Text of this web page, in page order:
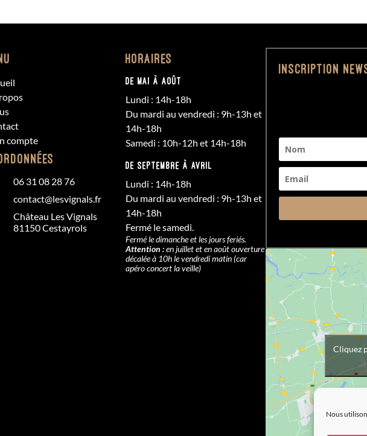
Nous
compte
06 31 08 28 76
contact@lesvignals.fr
Château Les Vignals
81150 Cestayrols
Horaires
De MAI à AOÛT
Lundi : 14h-18h
Du mardi au vendredi : 9h-13h et
14h-18h
Samedi : 10h-12h et 14h-18h
De SEPTEMBRE à AVRIL
Lundi : 14h-18h
Du mardi au vendredi : 9h-13h et
14h-18h
Fermé le samedi.
Fermé le dimanche et les jours feriés.
Attention :en juillet et en août ouverture
décalée à 10h le vendredi matin (car
apéro concert la veille)
Inscription
Cliquez